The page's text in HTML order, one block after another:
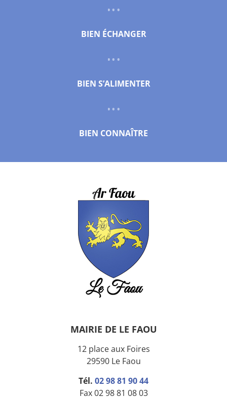
BIEN ÉCHANGER
BIEN S’ALIMENTER
BIEN CONNAÎTRE
MAIRIE DE LE FAOU
12 place aux Foires
29590 Le Faou
Tél. 02 98 81 90 44
Fax 02 98 81 08 03